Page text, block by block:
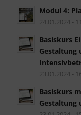
Modul 4:
24.01.2024 -
Basiskurs
Gestaltung
23.01.2024 -
Basiskurs
Gestaltung